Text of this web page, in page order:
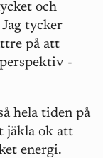
och
tycker
på att
-
hela tiden på
jäkla ok att
energi.